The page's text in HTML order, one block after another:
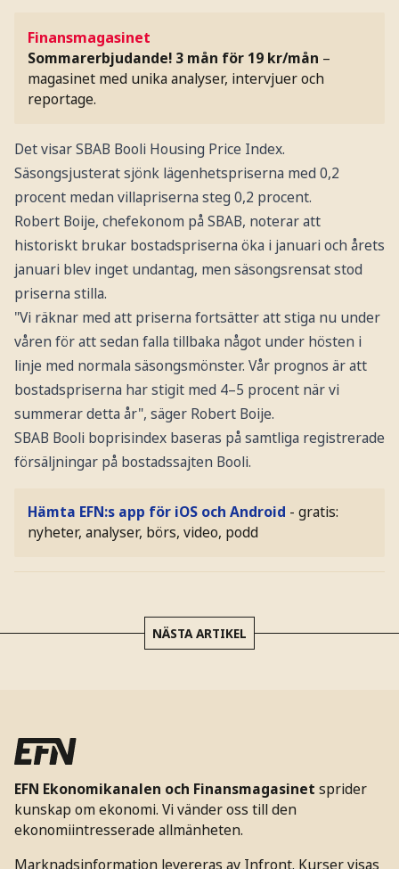
Finansmagasinet
Sommarerbjudande! 3 mån för 19 kr/mån –
magasinet med unika analyser, intervjuer och
reportage.
Det visar SBAB Booli Housing Price Index.
Säsongsjusterat sjönk lägenhetspriserna med 0,2
procent medan villapriserna steg 0,2 procent.
Robert Boije, chefekonom på SBAB, noterar att
historiskt brukar bostadspriserna öka i januari och årets
januari blev inget undantag, men säsongsrensat stod
priserna stilla.
"Vi räknar med att priserna fortsätter att stiga nu under
våren för att sedan falla tillbaka något under hösten i
linje med normala säsongsmönster. Vår prognos är att
bostadspriserna har stigit med 4–5 procent när vi
summerar detta år", säger Robert Boije.
SBAB Booli boprisindex baseras på samtliga registrerade
försäljningar på bostadssajten Booli.
Hämta EFN:s app för iOS och Android - gratis:
nyheter, analyser, börs, video, podd
NÄSTA ARTIKEL
EFN Ekonomikanalen och Finansmagasinet sprider
kunskap om ekonomi. Vi vänder oss till den
ekonomiintresserade allmänheten.
Marknadsinformation levereras av Infront. Kurser visas